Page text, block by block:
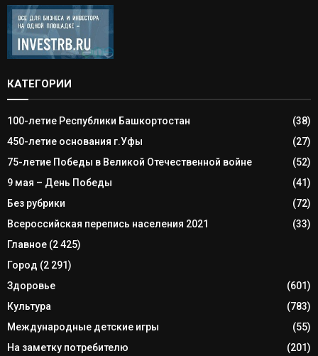
КАТЕГОРИИ
100-летие Республики Башкортостан
(38)
450-летие основания г.Уфы
(27)
75-летие Победы в Великой Отечественной войне
(52)
9 мая – День Победы
(41)
Без рубрики
(72)
Всероссийская перепись населения 2021
(33)
Главное (2 425)
Город (2 291)
Здоровье
(601)
Культура
(783)
Международные детские игры
(55)
На заметку потребителю
(201)